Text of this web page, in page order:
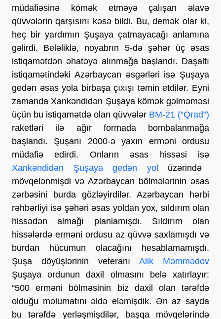
müdafiəsinə kömək etməyə çalışan əlavə
qüvvələrin qarşısını kəsə bildi. Bu, demək olar ki,
heç bir yardımın Şuşaya çatmayacağı anlamına
gəlirdi. Beləliklə, noyabrın 5-də şəhər üç əsas
istiqamətdən əhatəyə alınmağa başlandı. Daşaltı
istiqamətindəki Azərbaycan əsgərləri isə Şuşaya
gedən əsas yola birbaşa çıxışı təmin etdilər. Eyni
zamanda Xankəndidən Şuşaya kömək gəlməməsi
üçün bu istiqamətdə olan qüvvələr BM-21 (“Qrad”)
raketləri ilə ağır formada bombalanmağa
başlandı. Şuşanı 2000-ə yaxın erməni ordusu
müdafiə edirdi. Onların əsas hissəsi isə
Xankəndidən Şuşaya gedən yol üzərində
mövqelənmişdi və Azərbaycan bölmələrinin əsas
zərbəsini burda gözləyirdilər. Azərbaycan hərbi
rəhbərliyi isə şəhəri əsas yoldan yox, sıldırım olan
hissədən almağı planlamışdı. Sıldırım olan
hissələrdə erməni ordusu az qüvvə saxlamışdı və
burdan hücumun olacağını hesablamamışdı.
Şuşa döyüşlərinin veteranı Alik Məmmədov
Şuşaya ordunun daxil olmasını belə xatırlayır:
“500 erməni bölməsinin biz daxil olan tərəfdə
olduğu məlumatını əldə eləmişdik. Ən az sayda
bu tərəfdə yerləşmişdilər, başqa mövqelərində